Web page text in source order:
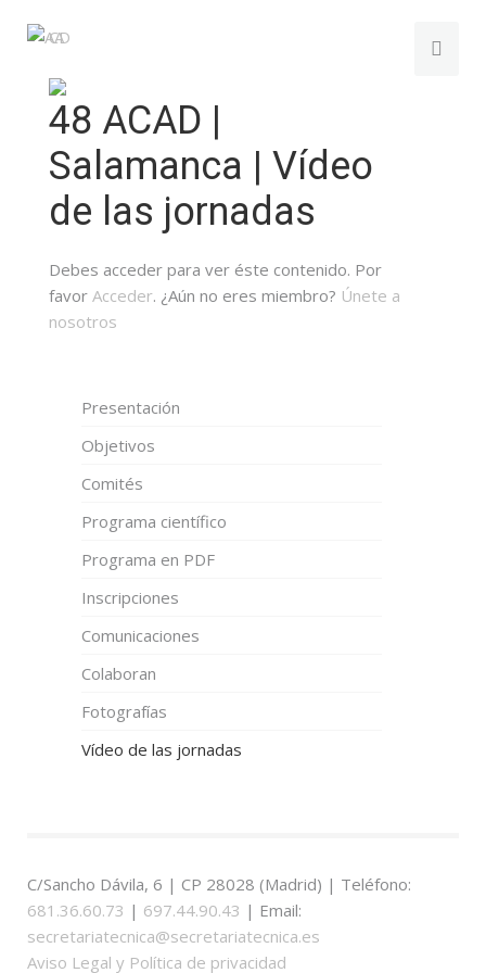
48 ACAD |
Salamanca | Vídeo
de las jornadas
Debes acceder para ver éste contenido. Por
favor Acceder. ¿Aún no eres miembro? Únete a
nosotros
Presentación
Objetivos
Comités
Programa científico
Programa en PDF
Inscripciones
Comunicaciones
Colaboran
Fotografías
Vídeo de las jornadas
C/Sancho Dávila, 6 | CP 28028 (Madrid) | Teléfono:
681.36.60.73 | 697.44.90.43 | Email:
secretariatecnica@secretariatecnica.es
Aviso Legal y Política de privacidad